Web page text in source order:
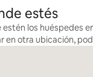
estés
los huéspedes
en otra ubicación,